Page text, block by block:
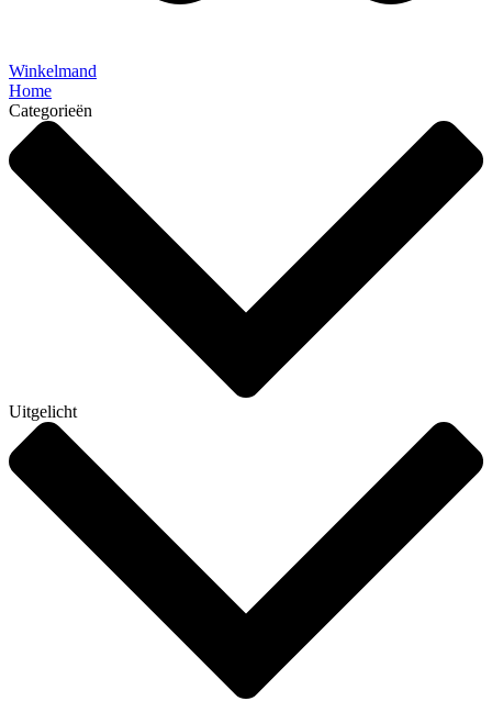
Winkelmand
Home
Categorieën
Uitgelicht